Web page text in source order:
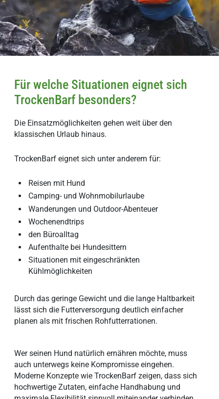
Für welche Situationen eignet sich
TrockenBarf besonders?
Die Einsatzmöglichkeiten gehen weit über den
klassischen Urlaub hinaus.
TrockenBarf eignet sich unter anderem für:
Reisen mit Hund
Camping- und Wohnmobilurlaube
Wanderungen und Outdoor-Abenteuer
Wochenendtrips
den Büroalltag
Aufenthalte bei Hundesittern
Situationen mit eingeschränkten
Kühlmöglichkeiten
Durch das geringe Gewicht und die lange Haltbarkeit
lässt sich die Futterversorgung deutlich einfacher
planen als mit frischen Rohfutterrationen.
Wer seinen Hund natürlich ernähren möchte, muss
auch unterwegs keine Kompromisse eingehen.
Moderne Konzepte wie TrockenBarf zeigen, dass sich
hochwertige Zutaten, einfache Handhabung und